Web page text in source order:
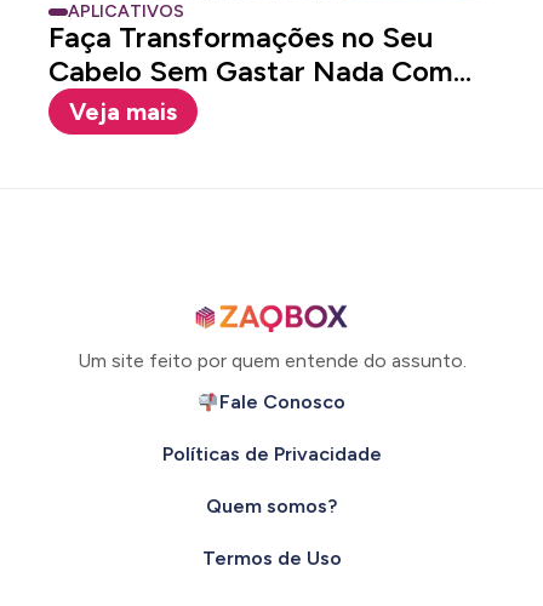
APLICATIVOS
Faça Transformações no Seu
Cabelo Sem Gastar Nada Com
Esse...
Veja mais
Um site feito por quem entende do assunto.
Fale Conosco
Políticas de Privacidade
Quem somos?
Termos de Uso